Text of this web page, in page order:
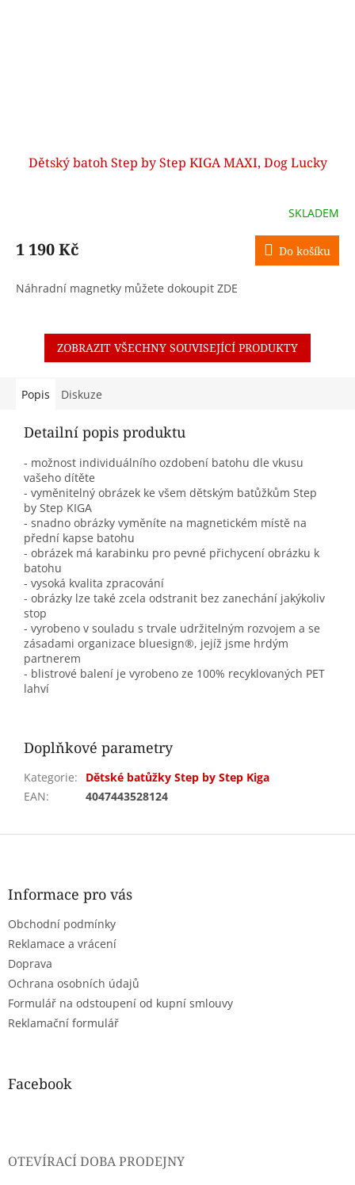
Dětský batoh Step by Step KIGA MAXI, Dog Lucky
SKLADEM
1 190 Kč Do košíku
Náhradní magnetky můžete dokoupit ZDE
ZOBRAZIT VŠECHNY SOUVISEJÍCÍ PRODUKTY
Popis Diskuze
Detailní popis produktu
- možnost individuálního ozdobení batohu dle vkusu
vašeho dítěte
- vyměnitelný obrázek ke všem dětským batůžkům Step
by Step KIGA
- snadno obrázky vyměníte na magnetickém místě na
přední kapse batohu
- obrázek má karabinku pro pevné přichycení obrázku k
batohu
- vysoká kvalita zpracování
- obrázky lze také zcela odstranit bez zanechání jakýkoliv
stop
- vyrobeno v souladu s trvale udržitelným rozvojem a se
zásadami organizace bluesign®, jejíž jsme hrdým
partnerem
- blistrové balení je vyrobeno ze 100% recyklovaných PET
lahví
Doplňkové parametry
Kategorie:
Dětské batůžky Step by Step Kiga
EAN: 4047443528124
Z
Informace pro vás
Obchodní podmínky
Reklamace a vrácení
Doprava
Ochrana osobních údajů
Formulář na odstoupení od kupní smlouvy
Reklamační formulář
Facebook
OTEVÍRACÍ DOBA PRODEJNY